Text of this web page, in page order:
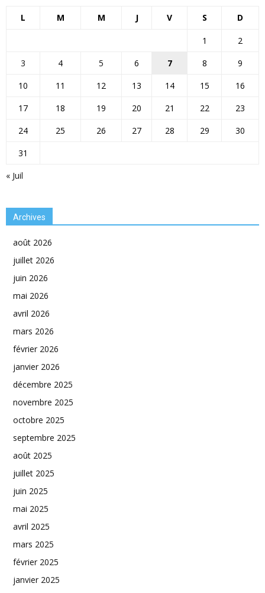
L M M J V S D
« Juil
1
2
3
4 5 6 7 8
9
10
11 12 13 14 15
16
17
18 19 20 21 22
23
24
25 26 27 28 29
30
31
Archives
août 2026
juillet 2026
juin 2026
mai 2026
avril 2026
mars 2026
février 2026
janvier 2026
décembre 2025
novembre 2025
octobre 2025
septembre 2025
août 2025
juillet 2025
juin 2025
mai 2025
avril 2025
mars 2025
février 2025
janvier 2025